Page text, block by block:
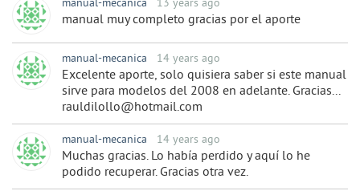
manual-mecanica 13 years ago
manual muy completo gracias por el aporte
manual-mecanica 14 years ago
Excelente aporte, solo quisiera saber si este manual
sirve para modelos del 2008 en adelante. Gracias...
rauldilollo@hotmail.com
manual-mecanica 14 years ago
Muchas gracias. Lo había perdido y aquí lo he
podido recuperar. Gracias otra vez.